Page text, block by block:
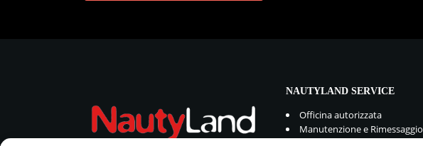
NAUTYLAND SERVICE
Officina autorizzata
Manutenzione e Rimessaggio